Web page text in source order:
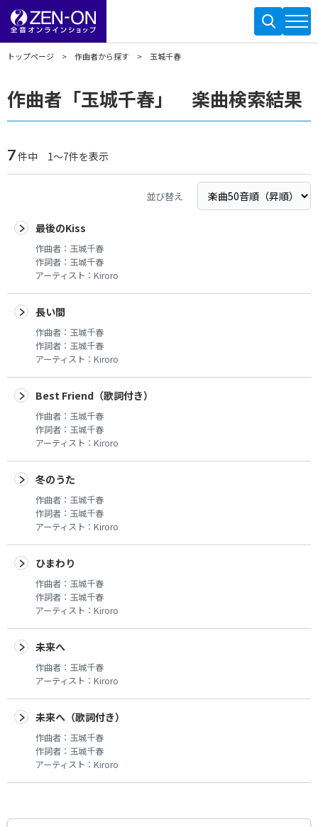
トップページ 作曲者から探す 玉城千春
作曲者「玉城千春」 楽曲検索結果
7件中 1～7件を表示
並び替え
最後のKiss
作曲者： 玉城千春
作詞者： 玉城千春
アーティスト： Kiroro
長い間
作曲者： 玉城千春
作詞者： 玉城千春
アーティスト： Kiroro
Best Friend（歌詞付き）
作曲者： 玉城千春
作詞者： 玉城千春
アーティスト： Kiroro
冬のうた
作曲者： 玉城千春
作詞者： 玉城千春
アーティスト： Kiroro
ひまわり
作曲者： 玉城千春
作詞者： 玉城千春
アーティスト： Kiroro
未来へ
作曲者： 玉城千春
アーティスト： Kiroro
未来へ（歌詞付き）
作曲者： 玉城千春
作詞者： 玉城千春
アーティスト： Kiroro